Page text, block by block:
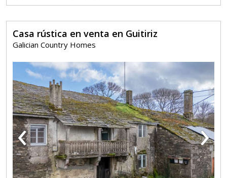
Casa rústica en venta en Guitiriz
Galician Country Homes
‹ ›